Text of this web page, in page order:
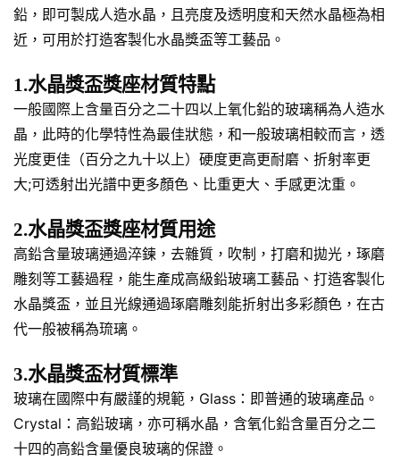
鉛，即可製成人造水晶，且亮度及透明度和天然水晶極為相
近，可用於打造客製化水晶獎盃等工藝品。
1.水晶獎盃獎座材質特點
一般國際上含量百分之二十四以上氧化鉛的玻璃稱為人造水
晶，此時的化學特性為最佳狀態，和一般玻璃相較而言，透
光度更佳（百分之九十以上）硬度更高更耐磨、折射率更
大;可透射出光譜中更多顏色、比重更大、手感更沈重。
2.水晶獎盃獎座材質用途
高鉛含量玻璃通過淬鍊，去雜質，吹制，打磨和拋光，琢磨
雕刻等工藝過程，能生產成高級鉛玻璃工藝品、打造客製化
水晶獎盃，並且光線通過琢磨雕刻能折射出多彩顏色，在古
代一般被稱為琉璃。
3.水晶獎盃材質標準
玻璃在國際中有嚴謹的規範，Glass：即普通的玻璃產品。
Crystal：高鉛玻璃，亦可稱水晶，含氧化鉛含量百分之二
十四的高鉛含量優良玻璃的保證。